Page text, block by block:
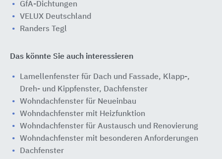
GfA-Dichtungen
VELUX Deutschland
Randers Tegl
Das könnte Sie auch interessieren
Lamellenfenster für Dach und Fassade, Klapp-,
Dreh- und Kippfenster, Dachfenster
Wohndachfenster für Neueinbau
Wohndachfenster mit Heizfunktion
Wohndachfenster für Austausch und Renovierung
Wohndachfenster mit besonderen Anforderungen
Dachfenster